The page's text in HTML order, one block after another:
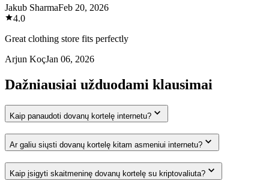
Jakub SharmaFeb 20, 2026
4.0
Great clothing store fits perfectly
Arjun KoçJan 06, 2026
Dažniausiai užduodami klausimai
Kaip panaudoti dovanų kortelę internetu?
Ar galiu siųsti dovanų kortelę kitam asmeniui internetu?
Kaip įsigyti skaitmeninę dovanų kortelę su kriptovaliuta?